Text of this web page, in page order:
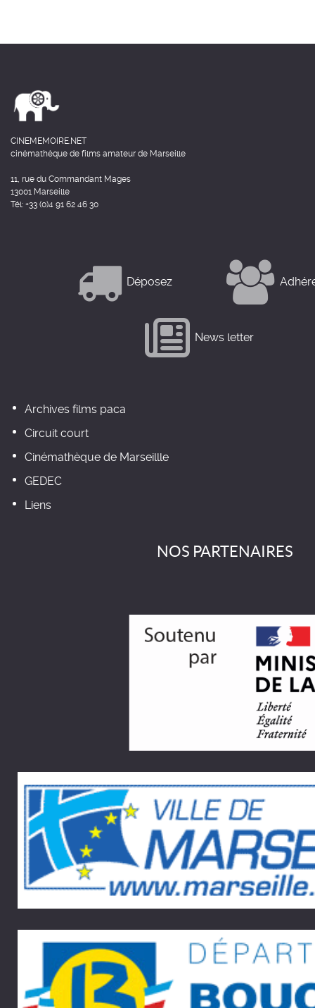
CINEMEMOIRE.NET
cinémathèque de films amateur de Marseille
11, rue du Commandant Mages
13001 Marseille
Tél: +33 (0)4 91 62 46 30
Déposez
News letter
Archives films paca
Circuit court
Cinémathèque de Marseillle
GEDEC
Liens
NOS PARTENAIRES